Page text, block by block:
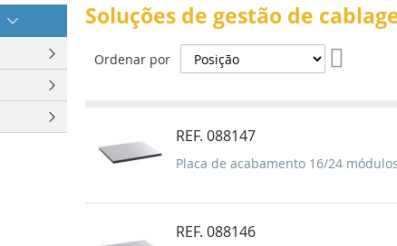
Soluções de gestão de
Ordenar por
REF. 088147
Placa de acabamento 16/24
REF. 088146